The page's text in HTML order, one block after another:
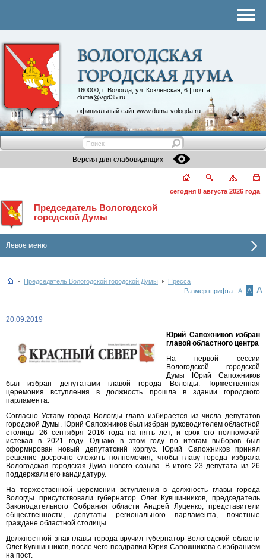
160000, г. Вологда, ул. Козленская, 6 | почта:
duma@vgd35.ru
официальный сайт www.duma-vologda.ru
Контакты
Депутатские объединения
Версия для слабовидящих
сегодня 8 августа 2026 года
Председатель Вологодской
городской Думы
Левое меню
Председатель Вологодской городской Думы
Пресса
Размер шрифта: А А А
20.09.2019
Юрий Сапожников избран
главой областного центра
На первой сессии
Вологодской городской
Думы Юрий Сапожников
был избран депутатами главой города Вологды. Торжественная
церемония вступления в должность прошла в здании городского
парламента.
Согласно Уставу города Вологды глава избирается из числа депутатов
городской Думы. Юрий Сапожников был избран руководителем областной
столицы 26 сентября 2016 года на пять лет, и срок его полномочий
истекал в 2021 году. Однако в этом году по итогам выборов был
сформирован новый депутатский корпус. Юрий Сапожников принял
решение досрочно сложить полномочия, чтобы главу города избрала
Вологодская городская Дума нового созыва. В итоге 23 депутата из 26
поддержали его кандидатуру.
На торжественной церемонии вступления в должность главы города
Вологды присутствовали губернатор Олег Кувшинников, председатель
Законодательного Собрания области Андрей Луценко, представители
общественности, депутаты регионального парламента, почетные
граждане областной столицы.
Должностной знак главы города вручил губернатор Вологодской области
Олег Кувшинников, после чего поздравил Юрия Сапожникова с избранием
на пост.